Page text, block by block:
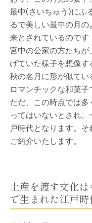
最中(さいちゅう)にふ
るで美しい最中の月
来とされているのです
宮中の公家の方たちが
げていた様子を想像
秋の名月に形が似て
ロマンチックな和菓子
ただ、この時点では多
ってはいないとされ
戸時代となります。
ご紹介いたします。
土産を渡す文化
で生まれた江戸時